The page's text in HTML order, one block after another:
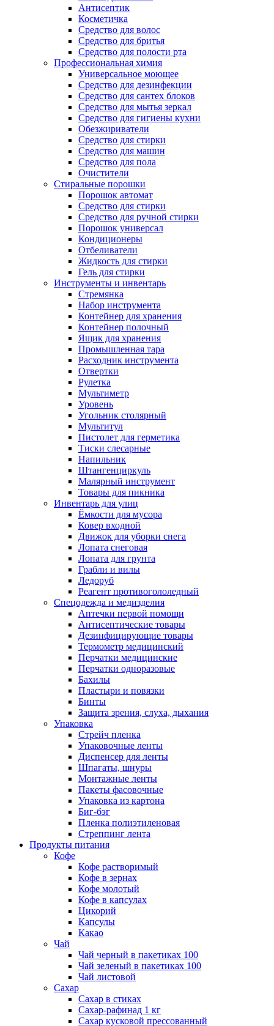
Антисептик
Косметичка
Средство для волос
Средство для бритья
Средство для полости рта
Профессиональная химия
Универсальное моющее
Средство для дезинфекции
Средство для сантех блоков
Средство для мытья зеркал
Средство для гигиены кухни
Обезжириватели
Средство для стирки
Средство для машин
Средство для пола
Очистители
Стиральные порошки
Порошок автомат
Средство для стирки
Средство для ручной стирки
Порошок универсал
Кондиционеры
Отбеливатели
Жидкость для стирки
Гель для стирки
Инструменты и инвентарь
Стремянка
Набор инструмента
Контейнер для хранения
Контейнер полочный
Ящик для хранения
Промышленная тара
Расходник инструмента
Отвертки
Рулетка
Мультиметр
Уровень
Угольник столярный
Мультитул
Пистолет для герметика
Тиски слесарные
Напильник
Штангенциркуль
Малярный инструмент
Товары для пикника
Инвентарь для улиц
Ёмкости для мусора
Ковер входной
Движок для уборки снега
Лопата снеговая
Лопата для грунта
Грабли и вилы
Ледоруб
Реагент противогололедный
Спецодежда и медизделия
Аптечки первой помощи
Антисептические товары
Дезинфицирующие товары
Термометр медицинский
Перчатки медицинские
Перчатки одноразовые
Бахилы
Пластыри и повязки
Бинты
Защита зрения, слуха, дыхания
Упаковка
Стрейч пленка
Упаковочные ленты
Диспенсер для ленты
Шпагаты, шнуры
Монтажные ленты
Пакеты фасовочные
Упаковка из картона
Биг-бэг
Пленка полиэтиленовая
Стреппинг лента
Продукты питания
Кофе
Кофе растворимый
Кофе в зернах
Кофе молотый
Кофе в капсулах
Цикорий
Капсулы
Какао
Чай
Чай черный в пакетиках 100
Чай зеленый в пакетиках 100
Чай листовой
Сахар
Сахар в стиках
Сахар-рафинад 1 кг
Сахар кусковой прессованный